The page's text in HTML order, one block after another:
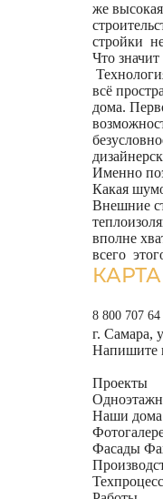
же
стройки
Что
всё
дома.
Именно
Какая
Внешние
вполне
всего
8 800 707 64
г. Самара,
Напишите
Проекты
Наши дома
Фасады